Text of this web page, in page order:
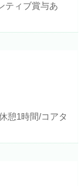
ティブ賞与あ
憩1時間/コアタ